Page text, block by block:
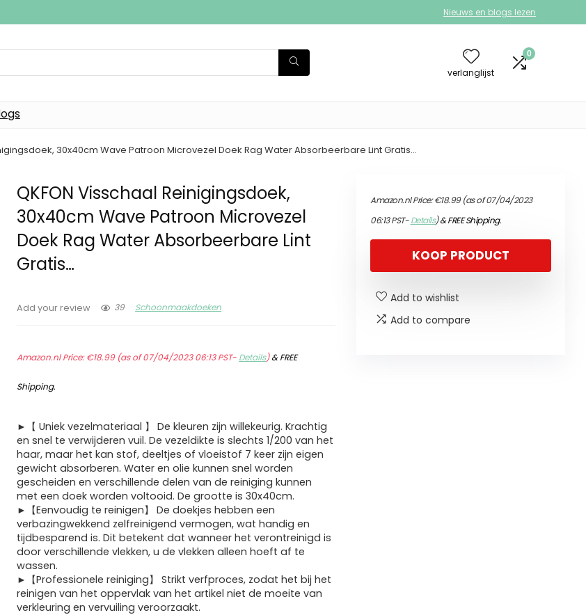
Nieuws en blogs lezen
verlanglijst
0
30x40cm Wave Patroon Microvezel Doek Rag Water Absorbeerbare Lint Gratis…
QKFON Visschaal Reinigingsdoek,
30x40cm Wave Patroon Microvezel
Doek Rag Water Absorbeerbare Lint
Gratis…
Add your review 39 Schoonmaakdoeken
Amazon.nl Price:€18.99(as of 07/04/2023 06:13 PST- Details)&FREE
Shipping.
►【 Uniek vezelmateriaal 】 De kleuren zijn willekeurig. Krachtig
en snel te verwijderen vuil. De vezeldikte is slechts 1/200 van het
haar, maar het kan stof, deeltjes of vloeistof 7 keer zijn eigen
gewicht absorberen. Water en olie kunnen snel worden
gescheiden en verschillende delen van de reiniging kunnen
met een doek worden voltooid. De grootte is 30x40cm.
►【Eenvoudig te reinigen】 De doekjes hebben een
verbazingwekkend zelfreinigend vermogen, wat handig en
tijdbesparend is. Dit betekent dat wanneer het verontreinigd is
door verschillende vlekken, u de vlekken alleen hoeft af te
wassen.
►【Professionele reiniging】 Strikt verfproces, zodat het bij het
reinigen van het oppervlak van het artikel niet de moeite van
verkleuring en vervuiling veroorzaakt.
Amazon.nl Price:€18.99(as of 07/04/2023
06:13 PST-Details)&FREE Shipping.
KOOP PRODUCT
Add to wishlist
Add to compare